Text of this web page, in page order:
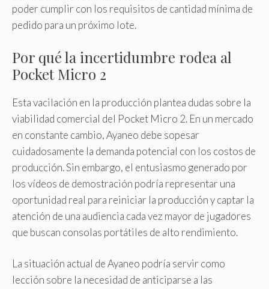
poder cumplir con los requisitos de cantidad mínima de
pedido para un próximo lote.
Por qué la incertidumbre rodea al
Pocket Micro 2
Esta vacilación en la producción plantea dudas sobre la
viabilidad comercial del Pocket Micro 2. En un mercado
en constante cambio, Ayaneo debe sopesar
cuidadosamente la demanda potencial con los costos de
producción. Sin embargo, el entusiasmo generado por
los vídeos de demostración podría representar una
oportunidad real para reiniciar la producción y captar la
atención de una audiencia cada vez mayor de jugadores
que buscan consolas portátiles de alto rendimiento.
La situación actual de Ayaneo podría servir como
lección sobre la necesidad de anticiparse a las